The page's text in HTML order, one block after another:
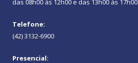
Telefone:
(42) 3132-6900
Presencial: